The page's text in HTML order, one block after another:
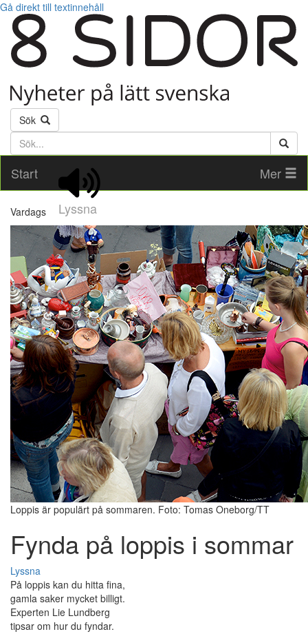
Gå direkt till textinnehåll
Sök
Söktext
Start
Lyssna
Mer
Vardags
Loppis är populärt på sommaren. Foto: Tomas Oneborg/TT
Fynda på loppis i sommar
Lyssna
På loppis kan du hitta fina,
gamla saker mycket billigt.
Experten Lie Lundberg
tipsar om hur du fyndar.